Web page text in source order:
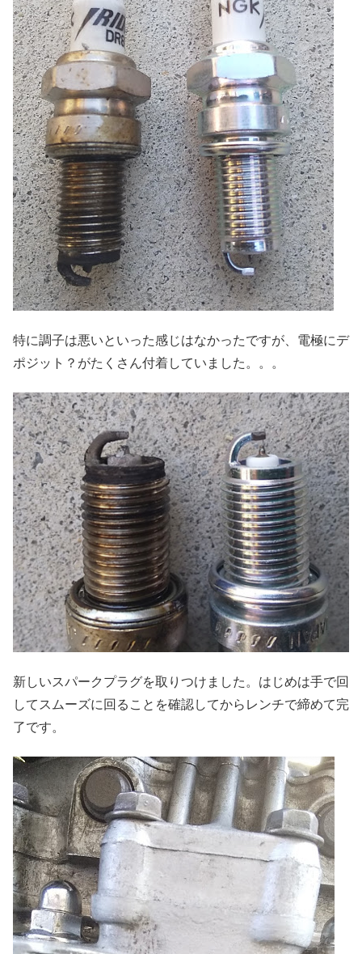
特に調子は悪いといった感じはなかったですが、電極にデ
ポジット？がたくさん付着していました。。。
新しいスパークプラグを取りつけました。はじめは手で回
してスムーズに回ることを確認してからレンチで締めて完
了です。